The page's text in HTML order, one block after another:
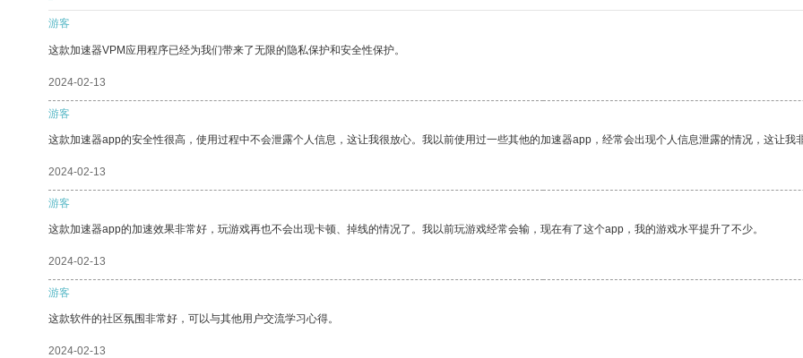
游客
这款加速器VPM应用程序已经为我们带来了无限的隐私保护和安全性保护。
2024-02-13
游客
这款加速器app的安全性很高，使用过程中不会泄露个人信息，这让我很放心。我以前使用过一些其他的加速器app，经常会出现个人信息泄露的情况，这让我
2024-02-13
游客
这款加速器app的加速效果非常好，玩游戏再也不会出现卡顿、掉线的情况了。我以前玩游戏经常会输，现在有了这个app，我的游戏水平提升了不少。
2024-02-13
游客
这款软件的社区氛围非常好，可以与其他用户交流学习心得。
2024-02-13